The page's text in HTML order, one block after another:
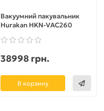
Вакуумний пакувальник
Hurakan HKN-VAC260
38998 грн.
В корзину